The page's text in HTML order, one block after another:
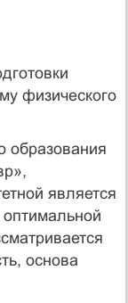
физического
образования
является
оптимальной
основа